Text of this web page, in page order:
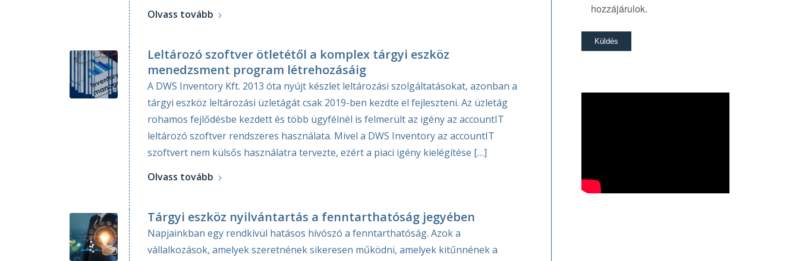
Olvass tovább
Leltározó szoftver ötletétől a komplex tárgyi eszköz
menedzsment program létrehozásáig
A DWS Inventory Kft. 2013 óta nyújt készlet leltározási szolgáltatásokat, azonban a
tárgyi eszköz leltározási üzletágát csak 2019-ben kezdte el fejleszteni. Az üzletág
rohamos fejlődésbe kezdett és több ügyfélnél is felmerült az igény az accountIT
leltározó szoftver rendszeres használata. Mivel a DWS Inventory az accountIT
szoftvert nem külsős használatra tervezte, ezért a piaci igény kielégítése […]
Olvass tovább
Tárgyi eszköz nyilvántartás a fenntarthatóság jegyében
Napjainkban egy rendkívül hatásos hívószó a fenntarthatóság. Azok a
vállalkozások, amelyek szeretnének sikeresen működni, amelyek kitűnnének a
hozzájárulok.